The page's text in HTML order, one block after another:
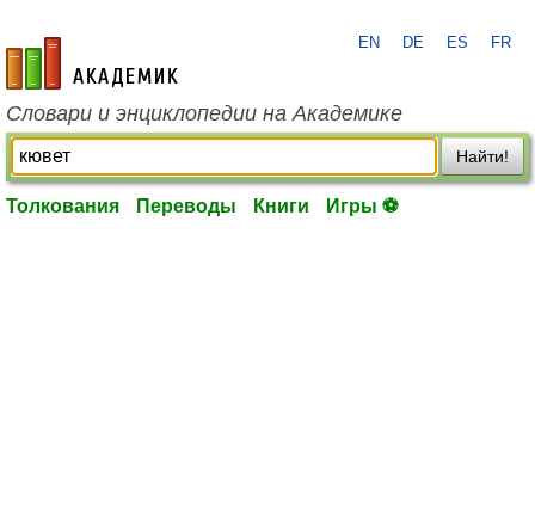
academic.ru
EN DE ES FR
Словари и энциклопедии на Академике
Найти!
Толкования Переводы Книги Игры ⚽